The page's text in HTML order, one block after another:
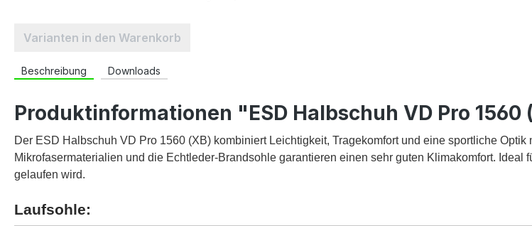
Varianten in den Warenkorb
Beschreibung Downloads
Produktinformationen "ESD Halbschuh VD Pro 1560
Der ESD Halbschuh VD Pro 1560 (XB) kombiniert Leichtigkeit, Tragekomfort und eine sportliche
Mikrofasermaterialien und die Echtleder-Brandsohle garantieren einen sehr guten Klimakomfort.
gelaufen wird.
Laufsohle: